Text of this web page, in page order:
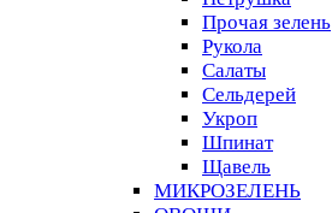
Прочая зелень
Рукола
Салаты
Сельдерей
Укроп
Шпинат
Щавель
МИКРОЗЕЛЕНЬ